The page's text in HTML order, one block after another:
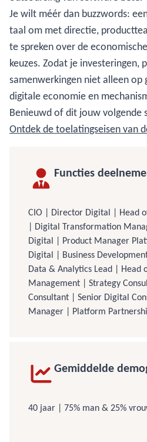
Je wilt méér dan buzzwords:
taal om met directie,
te spreken over de
keuzes. Zodat je investeringen,
samenwerkingen niet alleen op
digitale economie en
Benieuwd of dit jouw volgende
Ontdek de toelatingseisen van
Functies
CIO | Director Digital | Head
| Digital Transformation
Digital | Product Manager
Digital | Business
Data & Analytics Lead | Head
Management | Strategy
Consultant | Senior Digital
Manager | Platform
Gemiddelde
40 jaar | 75% man & 25%